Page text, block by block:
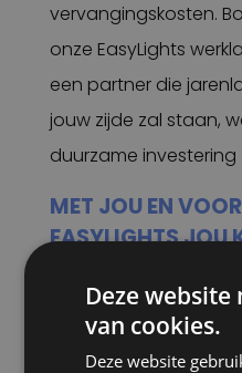
vervangingskosten.
onze EasyLights
een partner die
jouw zijde zal staan,
duurzame investering
MET JOU EN
EASYLIGHTS JOU
Rietveld is er trots op
sectoren te kunnen
samenwerking met
Deze
van cookies.
Deze website